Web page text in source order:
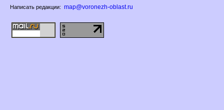
Написать редакции: map@voronezh-oblast.ru